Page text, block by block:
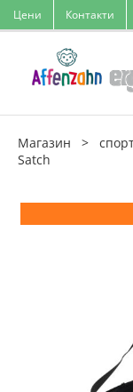
Skip
to
Цени Контакти
Магазин >
Satch